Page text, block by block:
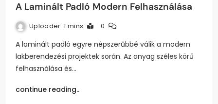
A Laminált Padló Modern Felhasználása
Uploader 1 mins 0
A laminált padló egyre népszerűbbé válik a modern
lakberendezési projektek során. Az anyag széles körű
felhasználása és…
continue reading..